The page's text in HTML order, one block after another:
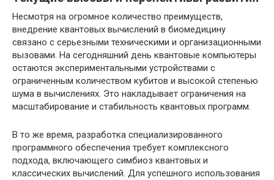
Несмотря на огромное количество преимуществ,
внедрение квантовых вычислений в биомедицину
связано с серьезными техническими и организационными
вызовами. На сегодняшний день квантовые компьютеры
остаются экспериментальными устройствами с
ограниченным количеством кубитов и высокой степенью
шума в вычислениях. Это накладывает ограничения на
масштабирование и стабильность квантовых программ.
В то же время, разработка специализированного
программного обеспечения требует комплексного
подхода, включающего симбиоз квантовых и
классических вычислений. Для успешного использования